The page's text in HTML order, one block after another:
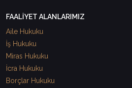
FAALİYET ALANLARIMIZ
Aile Hukuku
İş Hukuku
Miras Hukuku
İcra Hukuku
Borçlar Hukuku